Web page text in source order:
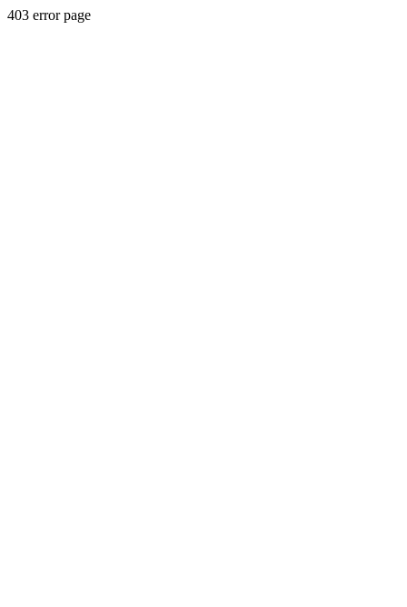
403 error page